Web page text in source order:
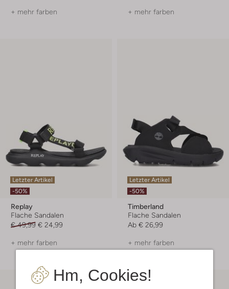
Hm, Cookies!
+ mehr farben + mehr farben
Letzter Artikel
-50%
Replay
Flache Sandalen
€ 49,99 € 24,99
+ mehr farben
Letzter Artikel
-50%
Timberland
Flache Sandalen
Ab € 26,99
+ mehr farben